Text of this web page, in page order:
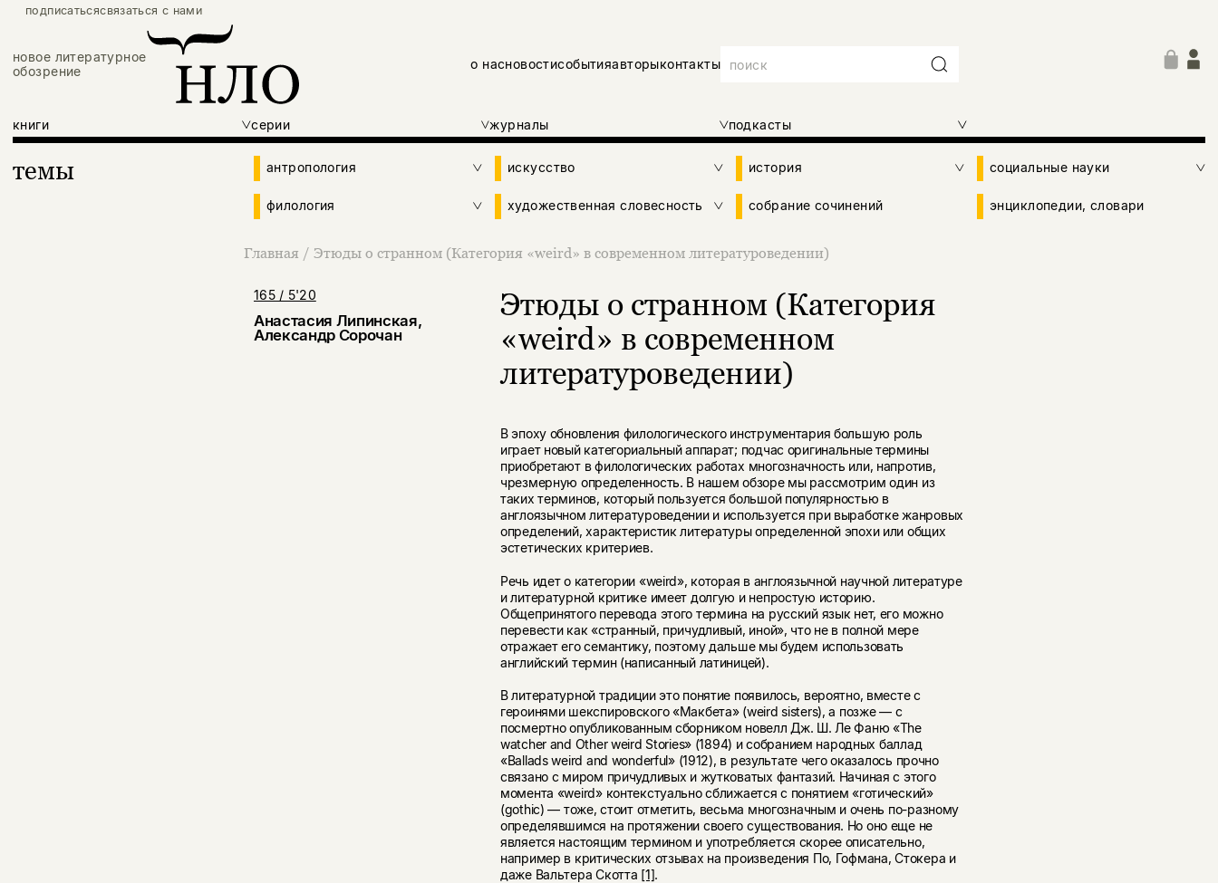
подписатьсясвязаться с нами
новое литературное
обозрение
о насновостисобытияавторыконтакты
книги серии журналы подкасты
темы антропология искусство история социальные науки
филология художественная словесность собрание сочинений энциклопедии, словари
Главная / Этюды о странном (Категория «weird» в современном литературоведении)
165 / 5'20
Анастасия Липинская,
Александр Сорочан
Этюды о странном (Категория
«weird» в современном
литературоведении)
В эпоху обновления филологического инструментария большую роль
играет новый категориальный аппарат; подчас оригинальные термины
приобретают в филологических работах многозначность или, напротив,
чрезмерную определенность. В нашем обзоре мы рассмотрим один из
таких терминов, который пользуется большой популярностью в
англоязычном литературоведении и используется при выработке жанровых
определений, характеристик литературы определенной эпохи или общих
эстетических критериев.
Речь идет о категории «weird», которая в англоязычной научной литературе
и литературной критике имеет долгую и непростую историю.
Общепринятого перевода этого термина на русский язык нет, его можно
перевести как «странный, причудливый, иной», что не в полной мере
отражает его семантику, поэтому дальше мы будем использовать
английский термин (написанный латиницей).
В литературной традиции это понятие появилось, вероятно, вместе с
героинями шекспировского «Макбета» (weird sisters), а позже — с
посмертно опубликованным сборником новелл Дж. Ш. Ле Фаню «The
watcher and Other weird Stories» (1894) и собранием народных баллад
«Ballads weird and wonderful» (1912), в результате чего оказалось прочно
связано с миром причудливых и жутковатых фантазий. Начиная с этого
момента «weird» контекстуально сближается с понятием «готический»
(gothic) — тоже, стоит отметить, весьма многозначным и очень по-разному
определявшимся на протяжении своего существования. Но оно еще не
является настоящим термином и употребляется скорее описательно,
например в критических отзывах на произведения По, Гофмана, Стокера и
даже Вальтера Скотта [1].